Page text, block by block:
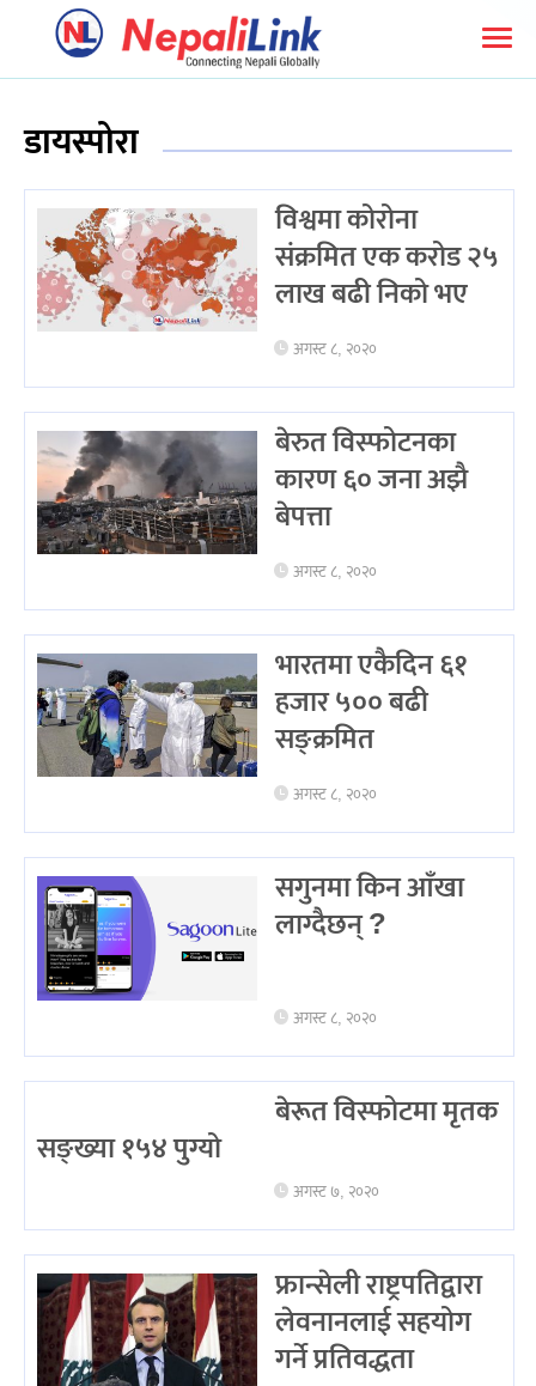
डायस्पोरा
विश्वमा कोरोना
संक्रमित एक करोड २५
लाख बढी निको भए
अगस्ट ८, २०२०
बेरुत विस्फोटनका
कारण ६० जना अझै
बेपत्ता
अगस्ट ८, २०२०
भारतमा एकैदिन ६१
हजार ५०० बढी
सङ्क्रमित
अगस्ट ८, २०२०
सगुनमा किन आँखा
लाग्दैछन् ?
अगस्ट ८, २०२०
बेरूत विस्फोटमा मृतक
सङ्ख्या १५४ पुग्यो
अगस्ट ७, २०२०
फ्रान्सेली राष्ट्रपतिद्वारा
लेवनानलाई सहयोग
गर्ने प्रतिवद्धता